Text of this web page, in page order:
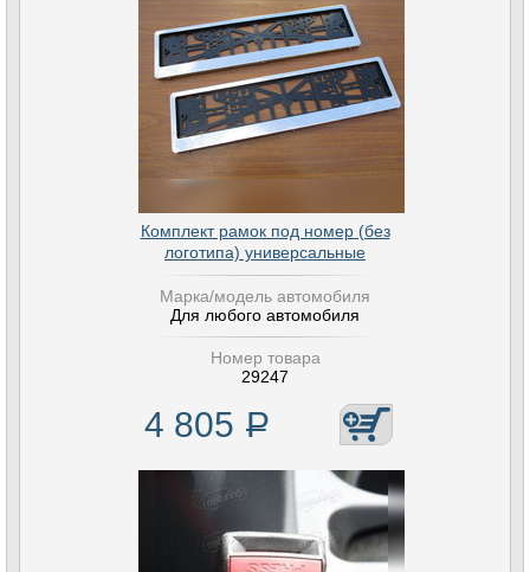
Комплект рамок под номер (без
логотипа) универсальные
Марка/модель автомобиля
Для любого автомобиля
Номер товара
29247
4 805 Р